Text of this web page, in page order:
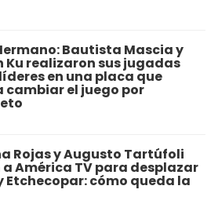
Bautista Mascia y
Ku realizaron sus jugadas
en una placa que
cambiar el juego por
Rojas y Augusto Tartúfoli
América TV para desplazar
Etchecopar: cómo queda la